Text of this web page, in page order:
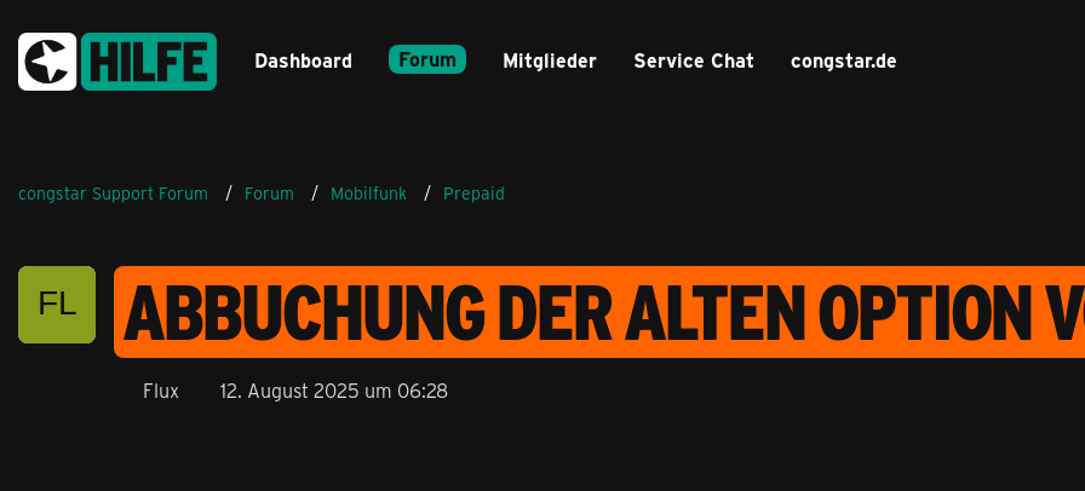
Dashboard Forum Mitglieder Service Chat congstar.de
congstar Support Forum Forum Mobilfunk Prepaid
ABBUCHUNG DER ALTEN OPTION
Flux 12. August 2025 um 06:28